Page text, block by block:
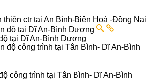
thiện ctr tại An Bình-Biên Hoà -Đồng Nai
tại Dĩ An-Bình Dương
công trình tại Tân Bình- Dĩ An-Bình